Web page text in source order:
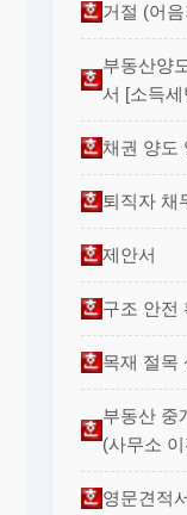
거절 (어
부동산양
서 [소득
채권 양도
퇴직자 채
제안서
구조 안전
목재 절목
부동산 중
(사무소
영문견적